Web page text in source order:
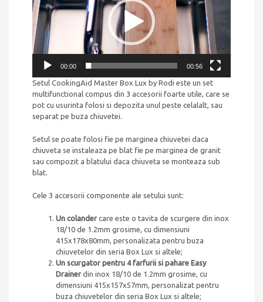
00:00 00:56
Setul CookingAid Master Box Lux by Rodi este un set
multifunctional compus din 3 accesorii foarte utile, care se
pot cu usurinta folosi si depozita unul peste celalalt, sau
separat pe buza chiuvetei.
Setul se poate folosi fie pe marginea chiuvetei daca
chiuveta se instaleaza pe blat fie pe marginea de granit
sau compozit a blatului daca chiuveta se monteaza sub
blat.
Cele 3 accesorii componente ale setului sunt:
Un colander care este o tavita de scurgere din inox
18/10 de 1.2mm grosime, cu dimensiuni
415x178x80mm, personalizata pentru buza
chiuvetelor din seria Box Lux si altele;
Un scurgator pentru 4 farfurii si pahare Easy
Drainer din inox 18/10 de 1.2mm grosime, cu
dimensiuni 415x157x57mm, personalizat pentru
buza chiuvetelor din seria Box Lux si altele;